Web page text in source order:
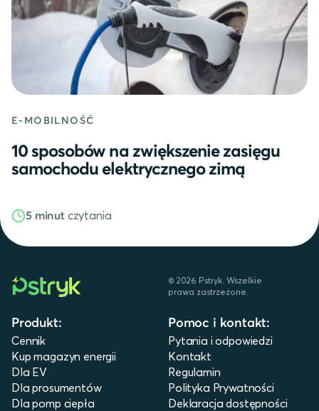
E-MOBILNOŚĆ
10 sposobów na zwiększenie zasięgu
samochodu elektrycznego zimą
5 minutczytania
© 2026 Pstryk. Wszelkie
prawa zastrzeżone.
Produkt:
Cennik
Kup magazyn energii
Dla EV
Dla prosumentów
Dla pomp ciepła
Pomoc i kontakt:
Pytania i odpowiedzi
Kontakt
Regulamin
Polityka Prywatności
Deklaracja dostępności